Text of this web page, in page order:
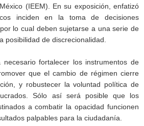
(IEEM). En su exposición, enfatizó
inciden en la toma de decisiones
lo cual deben sujetarse a una serie de
posibilidad de discrecionalidad.
fortalecer los instrumentos de
que el cambio de régimen cierre
y robustecer la voluntad política de
Sólo así será posible que los
a combatir la opacidad funcionen
palpables para la ciudadanía.